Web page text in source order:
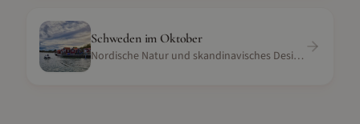
Schwedenim Oktober
Nordische Natur und skandinavisches Design